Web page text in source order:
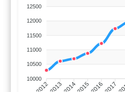
12500
12000
11500
11000
10500
10000
201220132014201520162017